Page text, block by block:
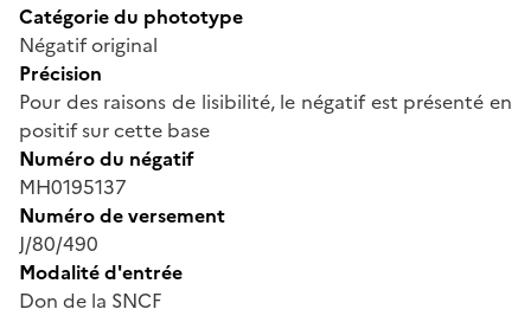
Catégorie du phototype
Négatif original
Précision
Pour des raisons de lisibilité, le négatif est présenté en
positif sur cette base
Numéro du négatif
MH0195137
Numéro de versement
J/80/490
Modalité d'entrée
Don de la SNCF